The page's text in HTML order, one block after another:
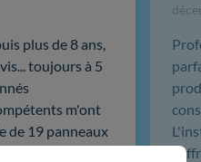
plus de 8 ans,
toujours à 5
m'ont
de 19 panneaux